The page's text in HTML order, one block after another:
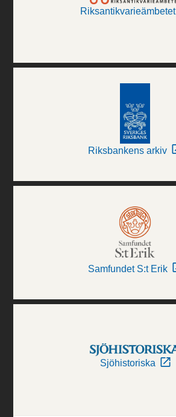
Riksantikvarieämbetet
Riksbankens arkiv
Samfundet S:t Erik
Sjöhistoriska